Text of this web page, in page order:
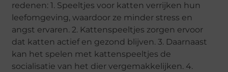
redenen: 1. Speeltjes voor katten verrijken hun
leefomgeving, waardoor ze minder stress en
angst ervaren. 2. Kattenspeeltjes zorgen ervoor
dat katten actief en gezond blijven. 3. Daarnaast
kan het spelen met kattenspeeltjes de
socialisatie van het dier vergemakkelijken. 4.